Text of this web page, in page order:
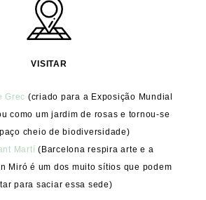
VISITAR
Grec (criado para a Exposição Mundial
como um jardim de rosas e tornou-se
cheio de biodiversidade)
Martí (Barcelona respira arte e a
Miró é um dos muito sítios que podem
para saciar essa sede)